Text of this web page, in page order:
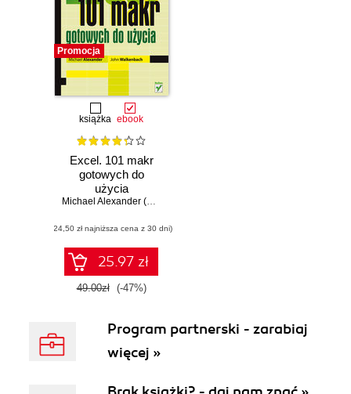
Promocja
książka ebook
Excel. 101 makr
gotowych do
użycia
Michael Alexander (Author)
(24,50 zł najniższa cena z 30 dni)
25.97 zł
49.00zł (-47%)
Program partnerski - zarabiaj
więcej »